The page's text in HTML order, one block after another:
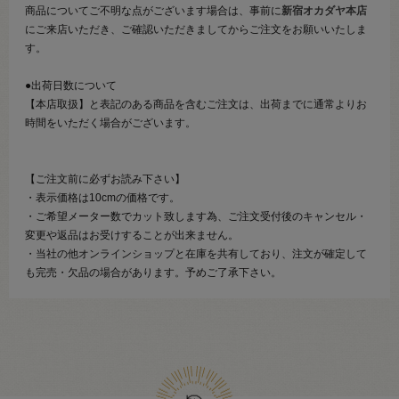
商品についてご不明な点がございます場合は、事前に新宿オカダヤ本店
にご来店いただき、ご確認いただきましてからご注文をお願いいたしま
す。
●出荷日数について
【本店取扱】と表記のある商品を含むご注文は、出荷までに通常よりお
時間をいただく場合がございます。
【ご注文前に必ずお読み下さい】
・表示価格は10cmの価格です。
・ご希望メーター数でカット致します為、ご注文受付後のキャンセル・
変更や返品はお受けすることが出来ません。
・当社の他オンラインショップと在庫を共有しており、注文が確定して
も完売・欠品の場合があります。予めご了承下さい。